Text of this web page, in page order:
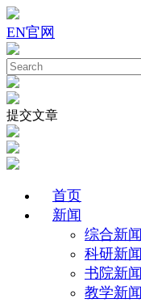
EN官网
提交文章
首页
新闻
综合新闻
科研新闻
书院新闻
教学新闻